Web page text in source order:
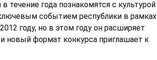
течение года познакомятся с культурой
событием республики в рамках
году, но в этом году он расширяет
новый формат конкурса приглашает к